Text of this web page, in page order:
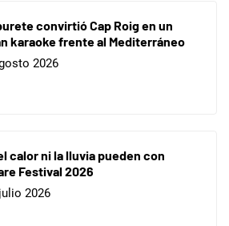
convirtió Cap Roig en un
karaoke frente al Mediterráneo
2026
calor ni la lluvia pueden con
Festival 2026
2026